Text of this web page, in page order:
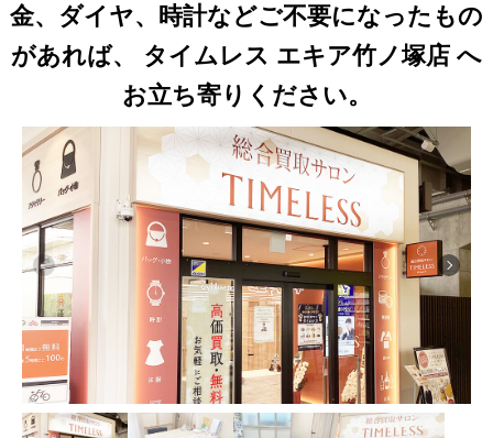
金、ダイヤ、時計などご不要になったもの
があれば、
タイムレス エキア竹ノ塚店 へ
お立ち寄りください。